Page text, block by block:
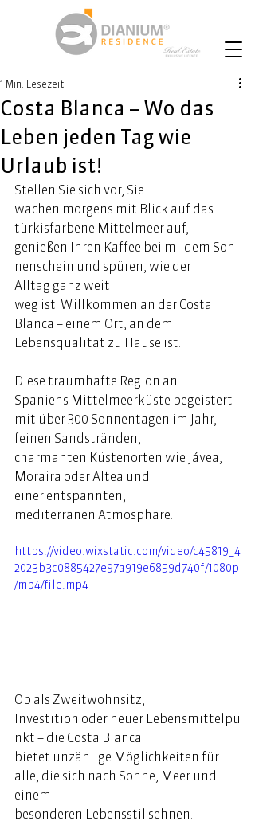
Costa Blanca – Wo das
Leben jeden Tag wie
Urlaub ist!
1 Min. Lesezeit
Stellen Sie sich vor, Sie
wachen morgens mit Blick auf das
türkisfarbene Mittelmeer auf,
genießen Ihren Kaffee bei mildem Son
nenschein und spüren, wie der
Alltag ganz weit
weg ist. Willkommen an der Costa
Blanca – einem Ort, an dem
Lebensqualität zu Hause ist.
Diese traumhafte Region an
Spaniens Mittelmeerküste begeistert
mit über 300 Sonnentagen im Jahr,
feinen Sandstränden,
charmanten Küstenorten wie Jávea,
Moraira oder Altea und
einer entspannten,
mediterranen Atmosphäre.
https://video.wixstatic.com/video/c45819_4
2023b3c0885427e97a919e6859d740f/1080p
/mp4/file.mp4
Ob als Zweitwohnsitz,
Investition oder neuer Lebensmittelpu
nkt – die Costa Blanca
bietet unzählige Möglichkeiten für
alle, die sich nach Sonne, Meer und
einem
besonderen Lebensstil sehnen.